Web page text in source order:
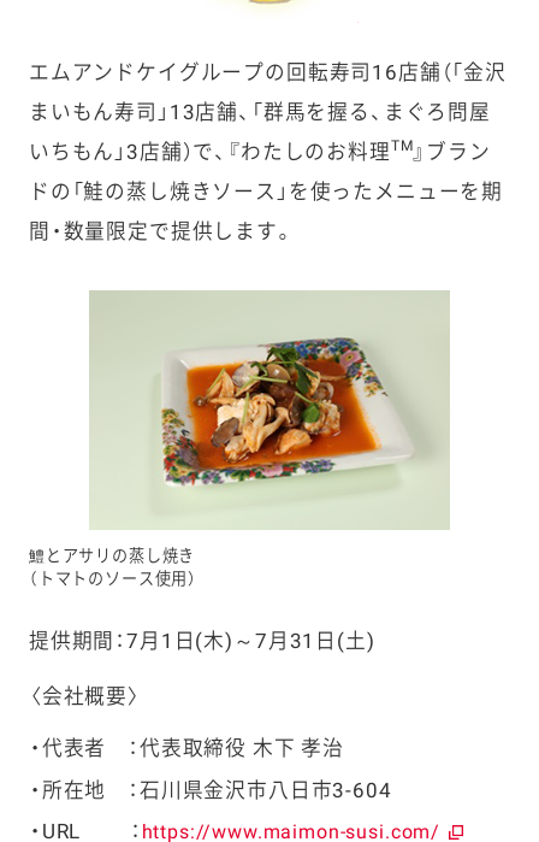
エムアンドケイグループの回転寿司16店舗（「金沢
まいもん寿司」13店舗、「 群馬を握る、まぐろ問屋
いちもん 」3店舗）で、『わたしのお料理TM』ブラン
ドの「鮭の蒸し焼きソース」を使ったメニューを期
間・数量限定で提供します。
鱧とアサリの蒸し焼き
（トマトのソース使用）
提供期間：7 月 1 日 (木) ～ 7 月 31 日 (土)
〈会社概要〉
代表者 ：代表取締役 木下 孝治
所在地 ：石川県金沢市八日市3-604
URL ： https://www.maimon-susi.com/